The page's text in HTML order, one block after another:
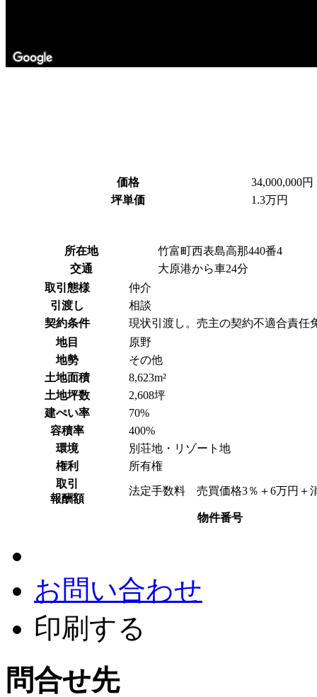
価格
34,000,000円
坪単価
1.3万円
所在地
竹富町西表島高那440番4
交通
大原港から車24分
取引態様
仲介
引渡し
相談
契約条件
現状引渡し。売主の契約不適合責任
地目
原野
地勢
その他
土地面積
8,623m²
土地坪数
2,608坪
建ぺい率
70%
容積率
400%
環境
別荘地・リゾート地
権利
所有権
取引
報酬額
法定手数料 売買価格3％＋6万円＋
物件番号
お問い合わせ
印刷する
問合せ先